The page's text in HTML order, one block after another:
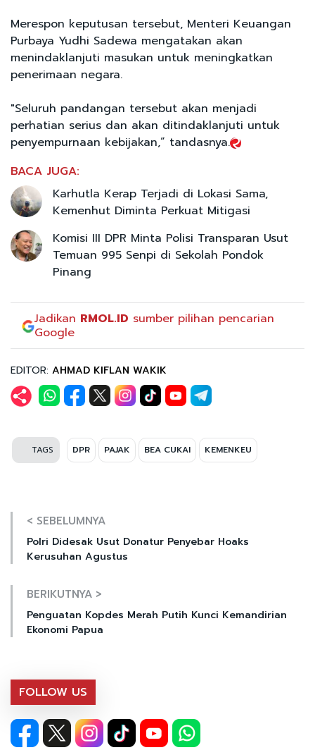
Merespon keputusan tersebut, Menteri Keuangan
Purbaya Yudhi Sadewa mengatakan akan
menindaklanjuti masukan untuk meningkatkan
penerimaan negara.
"Seluruh pandangan tersebut akan menjadi
perhatian serius dan akan ditindaklanjuti untuk
penyempurnaan kebijakan,” tandasnya.
BACA JUGA:
Karhutla Kerap Terjadi di Lokasi Sama,
Kemenhut Diminta Perkuat Mitigasi
Komisi III DPR Minta Polisi Transparan Usut
Temuan 995 Senpi di Sekolah Pondok
Pinang
Jadikan RMOL.ID sumber pilihan pencarian
Google
EDITOR: AHMAD KIFLAN WAKIK
TAGS DPR PAJAK BEA CUKAI KEMENKEU
< SEBELUMNYA
Polri Didesak Usut Donatur Penyebar Hoaks
Kerusuhan Agustus
BERIKUTNYA >
Penguatan Kopdes Merah Putih Kunci Kemandirian
Ekonomi Papua
FOLLOW US